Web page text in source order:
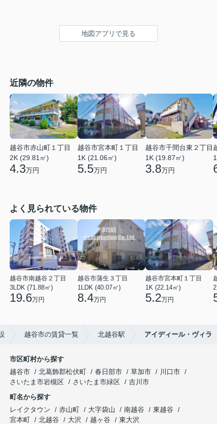
地図アプリで見る
近隣の物件
越谷市赤山町１丁目
2K (29.81㎡)
4.3万円
越谷市宮本町１丁目
1K (21.06㎡)
5.5万円
越谷市千間台東２丁目
1K (19.87㎡)
3.8万円
よく見られている物件
越谷市南越谷２丁目
3LDK (71.88㎡)
19.6万円
越谷市蒲生３丁目
1LDK (40.07㎡)
8.4万円
越谷市宮本町１丁目
1K (22.14㎡)
5.2万円
越谷市の賃貸一覧 北越谷駅 アイディール・ヴィラ
市区町村から探す
越谷市
北葛飾郡松伏町 春日部市 草加市
川口市
さいたま市岩槻区
さいたま市緑区
吉川市
町名から探す
レイクタウン
赤山町 大字袋山 南越谷
東越谷
宮本町
北越谷 大沢 越ヶ谷
東大沢